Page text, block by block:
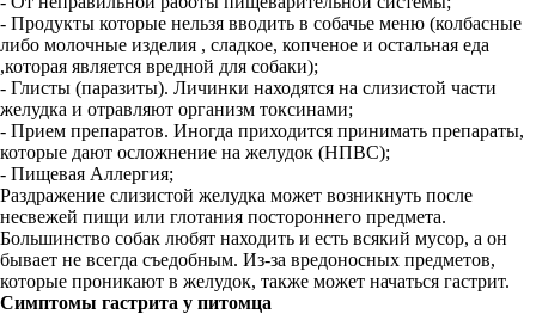
- Продукты которые нельзя вводить в собачье меню (колбасные
либо молочные изделия , сладкое, копченое и остальная еда
,которая является вредной для собаки);
- Глисты (паразиты). Личинки находятся на слизистой части
желудка и отравляют организм токсинами;
- Прием препаратов. Иногда приходится принимать препараты,
которые дают осложнение на желудок (НПВС);
- Пищевая Аллергия;
Раздражение слизистой желудка может возникнуть после
несвежей пищи или глотания постороннего предмета.
Большинство собак любят находить и есть всякий мусор, а он
бывает не всегда съедобным. Из-за вредоносных предметов,
которые проникают в желудок, также может начаться гастрит.
Симптомы гастрита у питомца